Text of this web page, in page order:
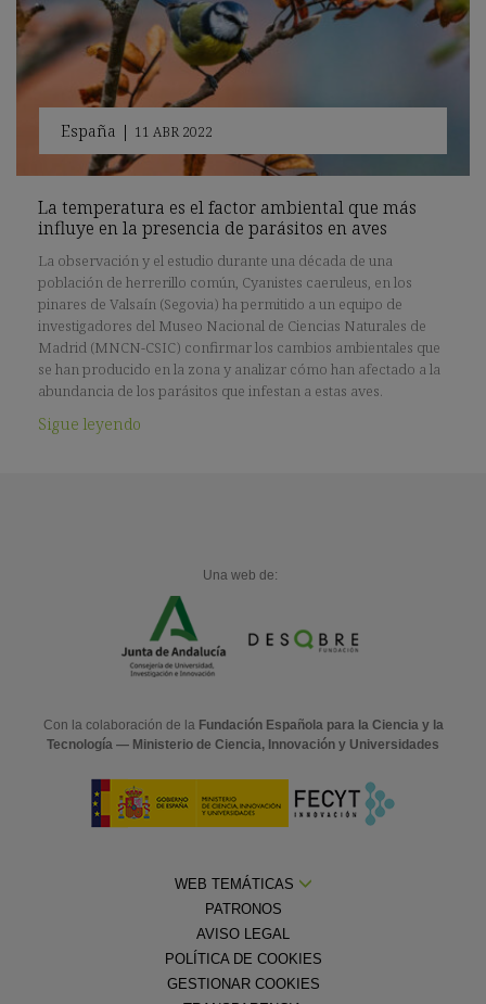
España | 11 ABR 2022
La temperatura es el factor ambiental que más
influye en la presencia de parásitos en aves
La observación y el estudio durante una década de una
población de herrerillo común, Cyanistes caeruleus, en los
pinares de Valsaín (Segovia) ha permitido a un equipo de
investigadores del Museo Nacional de Ciencias Naturales de
Madrid (MNCN-CSIC) confirmar los cambios ambientales que
se han producido en la zona y analizar cómo han afectado a la
abundancia de los parásitos que infestan a estas aves.
Sigue leyendo
Una web de:
Con la colaboración de la Fundación Española para la Ciencia y la
Tecnología — Ministerio de Ciencia, Innovación y Universidades
WEB TEMÁTICAS
PATRONOS
AVISO LEGAL
POLÍTICA DE COOKIES
GESTIONAR COOKIES